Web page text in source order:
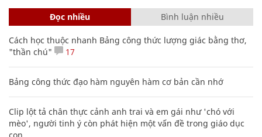
Đọc nhiều Bình luận nhiều
Cách học thuộc nhanh Bảng công thức lượng giác bằng thơ,
"thần chú"
17
Bảng công thức đạo hàm nguyên hàm cơ bản cần nhớ
Clip lột tả chân thực cảnh anh trai và em gái như 'chó với
mèo', người tinh ý còn phát hiện một vấn đề trong giáo dục
con